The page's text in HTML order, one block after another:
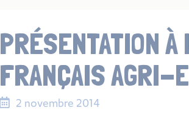
PRÉSENTATION
FRANÇAIS AGRI-
2 novembre 2014